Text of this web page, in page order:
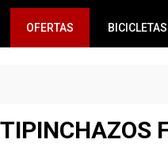
OFERTAS